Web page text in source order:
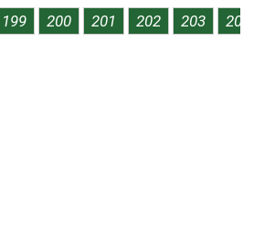
199 200 201 202 203 204